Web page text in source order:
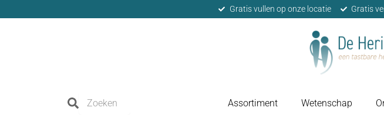
Gratis vullen op onze locatie Gratis
Assortiment Wetenschap